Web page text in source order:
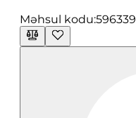
Məhsul kodu:596339